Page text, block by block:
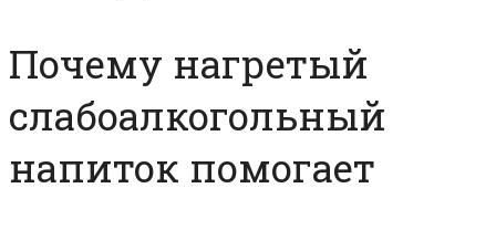
Почему нагретый
слабоалкогольный
напиток помогает